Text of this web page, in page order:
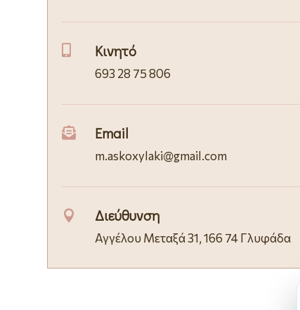
 Κινητό
693 28 75 806
 Email
m.askoxylaki@gmail.com
 Διεύθυνση
Αγγέλου Μεταξά 31, 166 74 Γλυφάδα